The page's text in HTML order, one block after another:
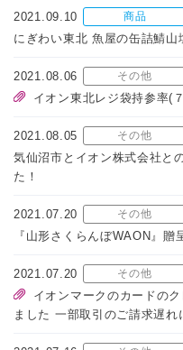
2021.09.10 商品
にぎわい東北 魚屋の缶詰鯖山
2021.08.06 その他
イオン東北レジ袋持参率(
2021.08.05 その他
気仙沼市とイオン株式会社と
た！
2021.07.20 その他
『山形さくらんぼWAON』贈
2021.07.20 その他
イオンマークのカードの
ました 一部取引のご請求遅れ